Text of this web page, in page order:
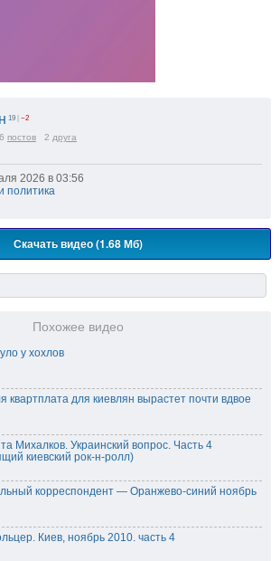
19 | −2
постов 2 друга
2026 в 03:56
политика
Скачать видео (1.68 Мб)
Похожее видео
у хохлов
квартплата для киевлян вырастет почти вдвое
Михалков. Украинский вопрос. Часть 4
киевский рок-н-ролл)
корреспондент — Оранжево-синий ноябрь
Киев, ноябрь 2010. часть 4